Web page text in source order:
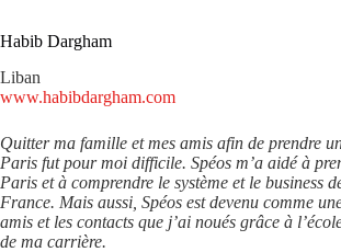
Habib Dargham
Liban
www.habibdargham.com
Quitter ma famille et mes amis afin de prendre
Paris fut pour moi difficile. Spéos m’a aidé à
Paris et à comprendre le système et le business
France. Mais aussi, Spéos est devenu comme
amis et les contacts que j’ai noués grâce à
de ma carrière.